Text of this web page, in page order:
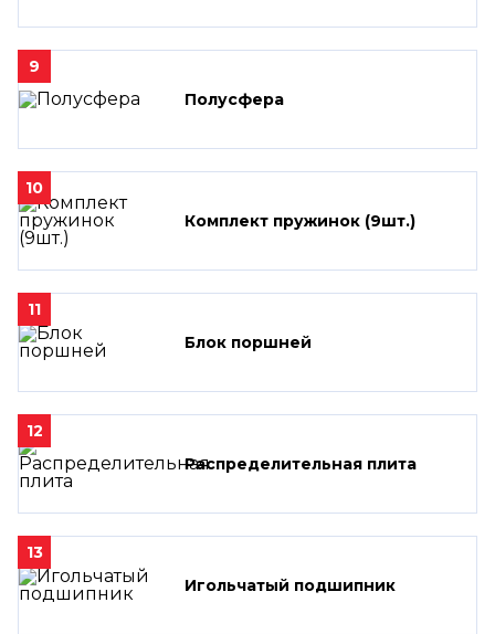
9
Полусфера
10
Комплект пружинок (9шт.)
11
Блок поршней
12
Распределительная плита
13
Игольчатый подшипник